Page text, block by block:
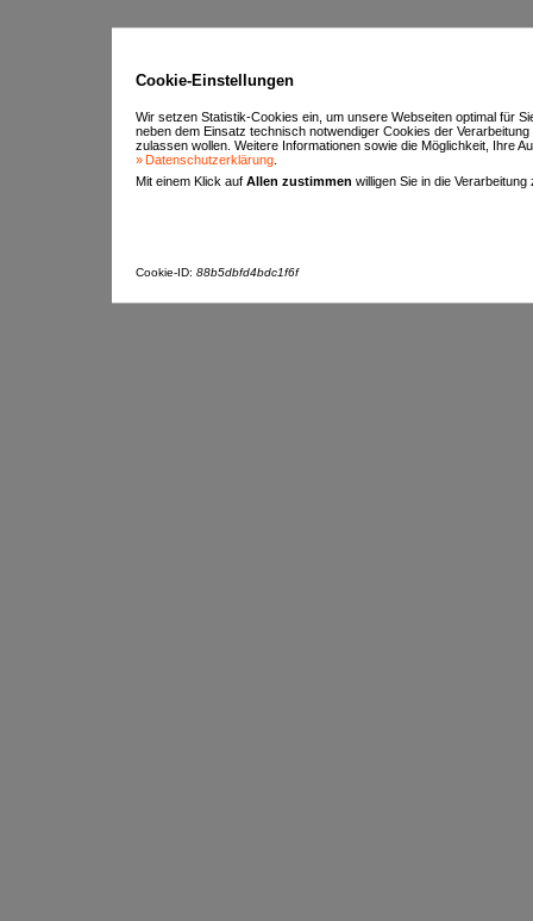
Cookie-Einstellungen
Wir setzen Statistik-Cookies ein, um unsere Webseiten optimal für
neben dem Einsatz technisch notwendiger Cookies der
zulassen wollen. Weitere Informationen sowie die Möglichkeit, Ihre
Datenschutzerklärung
Mit einem Klick auf Allen zustimmen willigen Sie in die
Cookie-ID: 88b5dbfd4bdc1f6f